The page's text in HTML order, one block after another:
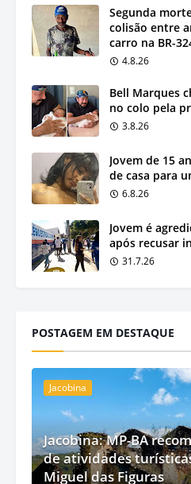
Segunda
colisão entre
carro na BR-
4.8.26
Bell Marques
no colo pela
3.8.26
Jovem de 15
de casa para
6.8.26
Jovem é
após recusar
31.7.26
POSTAGEM EM DESTAQUE
Jacobina
Jacobina: MP-BA
de atividades
Miguel das Figuras